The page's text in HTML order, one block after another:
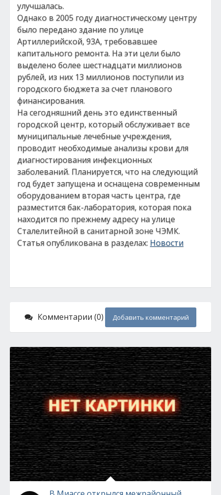
улучшалась.
Однако в 2005 году диагностическому центру
было передано здание по улице
Артиллерийской, 93А, требовавшее
капитального ремонта. На эти цели было
выделено более шестнадцати миллионов
рублей, из них 13 миллионов поступили из
городского бюджета за счет планового
финансирования.
На сегодняшний день это единственный
городской центр, который обслуживает все
муниципальные лечебные учреждения,
проводит необходимые анализы крови для
диагностирования инфекционных
заболеваний. Планируется, что на следующий
год будет запущена и оснащена современным
оборудованием вторая часть центра, где
разместится бак-лаборатория, которая пока
находится по прежнему адресу на улице
Сталелитейной в санитарной зоне ЧЭМК.
Статья опубликована в разделах: Новости
Комментарии (0) Добавить комментарий